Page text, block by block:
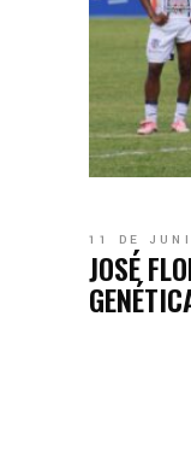
11 DE
JOSÉ